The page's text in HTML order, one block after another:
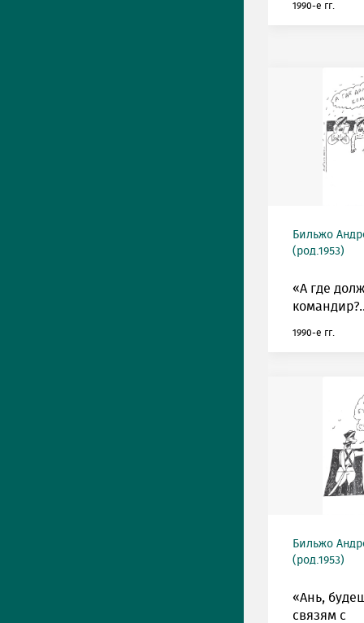
1990-е гг.
Бильжо
(род.1953)
«А где
1990-е гг.
Бильжо
(род.1953)
«Ань,
связям с